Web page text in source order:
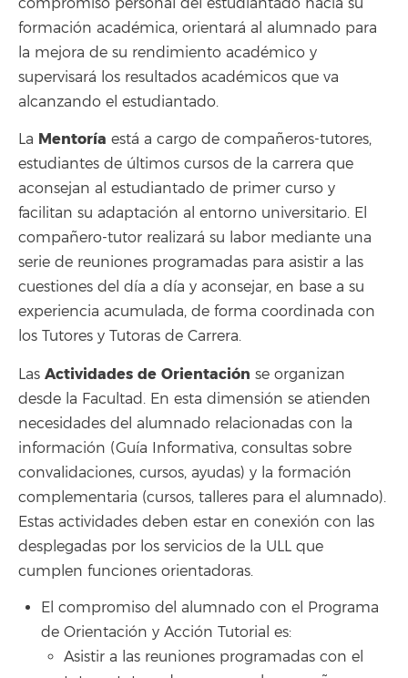
formación académica, orientará al alumnado para
la mejora de su rendimiento académico y
supervisará los resultados académicos que va
alcanzando el estudiantado.
La Mentoría está a cargo de compañeros-tutores,
estudiantes de últimos cursos de la carrera que
aconsejan al estudiantado de primer curso y
facilitan su adaptación al entorno universitario. El
compañero-tutor realizará su labor mediante una
serie de reuniones programadas para asistir a las
cuestiones del día a día y aconsejar, en base a su
experiencia acumulada, de forma coordinada con
los Tutores y Tutoras de Carrera.
Las Actividades de Orientación se organizan
desde la Facultad. En esta dimensión se atienden
necesidades del alumnado relacionadas con la
información (Guía Informativa, consultas sobre
convalidaciones, cursos, ayudas) y la formación
complementaria (cursos, talleres para el alumnado).
Estas actividades deben estar en conexión con las
desplegadas por los servicios de la ULL que
cumplen funciones orientadoras.
El compromiso del alumnado con el Programa
de Orientación y Acción Tutorial es:
Asistir a las reuniones programadas con el